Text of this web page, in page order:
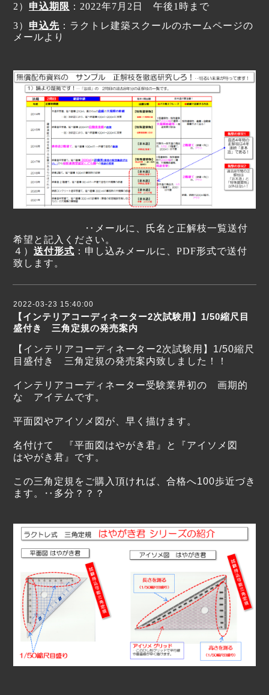
2 ） 申込期限 ： 2022年7 月 2 日 午後1 時まで
3） 申込先 ： ラクトレ建築スクールのホームページの
メールより
‥ メールに、氏名と正解枝一覧送付
希望と記入ください。
４） 送付形式 ： 申し込みメールに、 PDF形式で送付
致します。
2022-03-23 15:40:00
【インテリアコーディネーター2次試験用】1/50縮尺目
盛付き 三角定規の発売案内
【インテリアコーディネーター2次試験用】1/50縮尺
目盛付き 三角定規の発売案内致しました！！
インテリアコーディネーター受験業界初の 画期的
な アイテムです。
平面図やアイソメ図が、早く描けます。
名付けて 『平面図はやがき君』と『アイソメ図
はやがき君』です。
この三角定規をご購入頂ければ、合格へ100歩近づき
ます。‥多分？？？